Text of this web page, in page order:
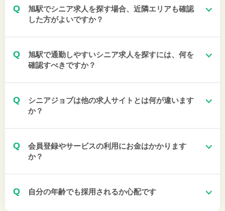
Q
旭駅でシニア求人を探す場合、近隣エリアも確認
した方がよいですか？
Q
旭駅で通勤しやすいシニア求人を探すには、何を
確認すべきですか？
Q
シニアジョブは他の求人サイトとは何が違います
か？
Q
会員登録やサービスの利用にお金はかかります
か？
Q 自分の年齢でも採用されるか心配です